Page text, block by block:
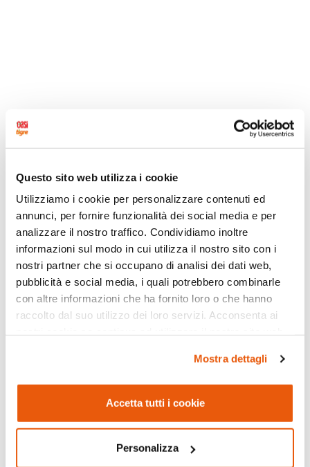
Questo sito web utilizza i cookie
Utilizziamo i cookie per personalizzare contenuti ed
annunci, per fornire funzionalità dei social media e per
analizzare il nostro traffico. Condividiamo inoltre
informazioni sul modo in cui utilizza il nostro sito con i
nostri partner che si occupano di analisi dei dati web,
pubblicità e social media, i quali potrebbero combinarle
con altre informazioni che ha fornito loro o che hanno
raccolto dal suo utilizzo dei loro servizi. Acconsenta ai
Mostra dettagli
Accetta tutti i cookie
Personalizza